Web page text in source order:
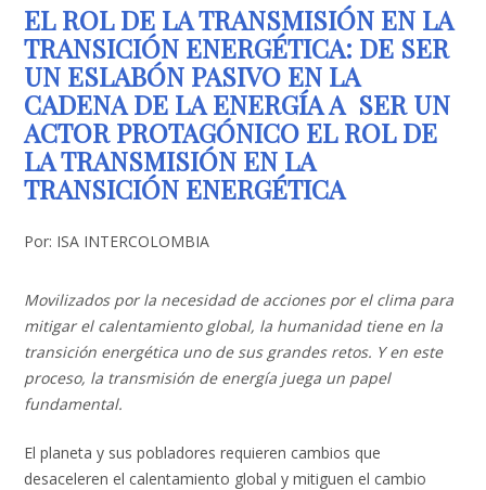
EL ROL DE LA TRANSMISIÓN EN LA
TRANSICIÓN ENERGÉTICA: DE SER
UN ESLABÓN PASIVO EN LA
CADENA DE LA ENERGÍA A SER UN
ACTOR PROTAGÓNICO EL ROL DE
LA TRANSMISIÓN EN LA
TRANSICIÓN ENERGÉTICA
Por: ISA INTERCOLOMBIA
Movilizados por la necesidad de acciones por el clima para
mitigar el calentamiento global, la humanidad tiene en la
transición energética uno de sus grandes retos. Y en este
proceso, la transmisión de energía juega un papel
fundamental.
El planeta y sus pobladores requieren cambios que
desaceleren el calentamiento global y mitiguen el cambio